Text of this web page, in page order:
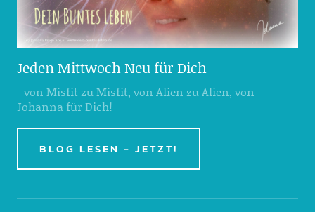
Jeden Mittwoch Neu für Dich
- von Misfit zu Misfit, von Alien zu Alien, von
Johanna für Dich!
BLOG LESEN - JETZT!